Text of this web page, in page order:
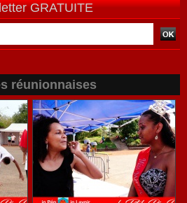
GRATUITE
réunionnaises
LFLPR-36